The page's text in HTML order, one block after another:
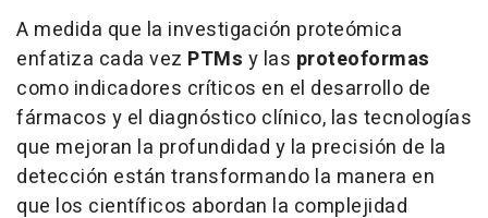
A medida que la investigación proteómica
enfatiza cada vez PTMs y las proteoformas
como indicadores críticos en el desarrollo de
fármacos y el diagnóstico clínico, las tecnologías
que mejoran la profundidad y la precisión de la
detección están transformando la manera en
que los científicos abordan la complejidad